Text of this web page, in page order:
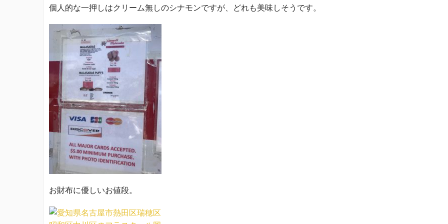
個人的な一押しはクリーム無しのシナモンですが、どれも美味しそうです。
お財布に優しいお値段。